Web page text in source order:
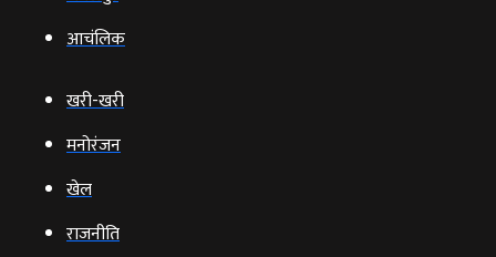
आचंलिक
खरी-खरी
मनोरंजन
खेल
राजनीति